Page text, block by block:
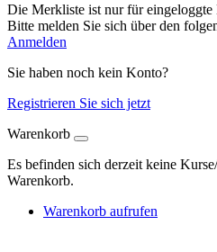
Die Merkliste ist nur für eingeloggte
Bitte melden Sie sich über den
Anmelden
Sie haben noch kein Konto?
Registrieren Sie sich jetzt
Warenkorb
Es befinden sich derzeit keine
Warenkorb.
Warenkorb aufrufen